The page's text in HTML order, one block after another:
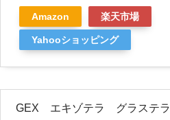
Amazon 楽天市場
Yahooショッピング
GEX エキゾテラ グラステラ